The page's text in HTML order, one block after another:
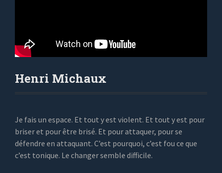
Henri Michaux
Je fais un espace. Et tout y est violent. Et tout y est pour
briser et pour être brisé. Et pour attaquer, pour se
défendre en attaquant. C’est pourquoi, c’est fou ce que
c’est tonique. Le changer semble difficile.